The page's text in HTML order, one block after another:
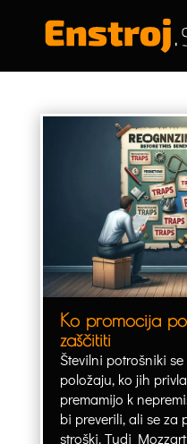
Ko promocija
zaščititi
Številni potrošniki
položaju, ko jih
premamijo k
bi preverili, ali se
stroški. Tudi